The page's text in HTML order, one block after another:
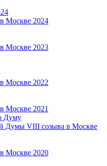
Москве 2024
Москве 2023
Москве 2022
Москве 2021
Думу
Думы VIII созыва в Москве
Москве 2020